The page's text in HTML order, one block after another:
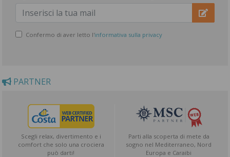
Confermo di aver letto l'informativa sulla privacy
PARTNER
Scegli relax, divertimento e i
comfort che solo una crociera
può darti!
Parti alla scoperta di mete da
sogno nel Mediterraneo, Nord
Europa e Caraibi